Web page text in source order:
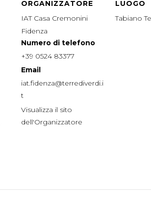
ORGANIZZATORE
IAT Casa Cremonini
Fidenza
Numero di telefono
+39 0524 83377
Email
iat.fidenza@terrediverdi.i
t
Visualizza il sito
dell'Organizzatore
LUOGO
Tabiano